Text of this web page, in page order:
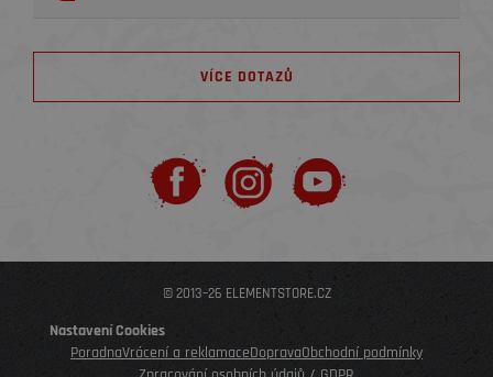
VÍCE DOTAZŮ
© 2013–26 ELEMENTSTORE.CZ
Nastavení Cookies
PoradnaVrácení a reklamaceDopravaObchodní podmínky